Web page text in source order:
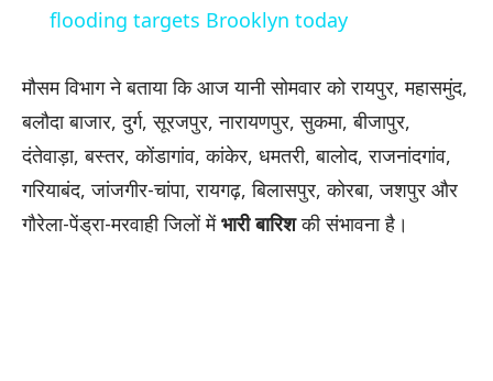
flooding targets Brooklyn today
मौसम विभाग ने बताया कि आज यानी सोमवार को रायपुर, महासमुंद,
बलौदा बाजार, दुर्ग, सूरजपुर, नारायणपुर, सुकमा, बीजापुर,
दंतेवाड़ा, बस्तर, कोंडागांव, कांकेर, धमतरी, बालोद, राजनांदगांव,
गरियाबंद, जांजगीर-चांपा, रायगढ़, बिलासपुर, कोरबा, जशपुर और
गौरेला-पेंड्रा-मरवाही जिलों मेंभारी बारिशकी संभावना है।